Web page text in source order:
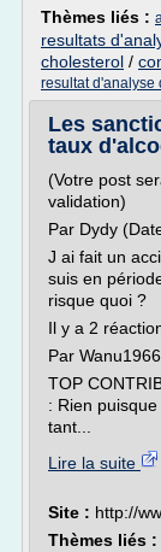
Thèmes liés :
resultats
cholesterol /
resultat d'analyse
Les
taux
(Votre post
validation)
Par Dydy
J ai fait un
suis en
risque quoi ?
Il y a 2
Par Wanu1966
TOP
: Rien
tant...
Lire la suite
Site : http://
Thèmes liés :